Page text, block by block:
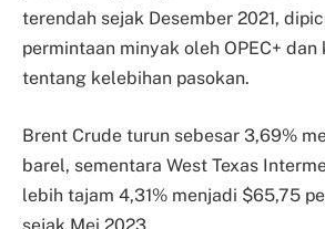
terendah sejak Desember 2021,
permintaan minyak oleh OPEC+
tentang kelebihan pasokan.
Brent Crude turun sebesar 3,69%
barel, sementara West Texas
lebih tajam 4,31% menjadi $65,75
sejak Mei 2023.